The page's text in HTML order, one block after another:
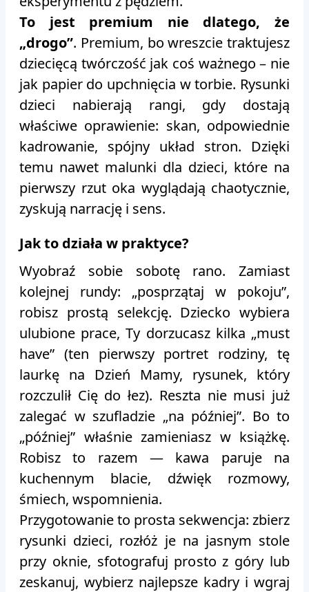
To jest premium nie dlatego, że
„drogo”. Premium, bo wreszcie traktujesz
dziecięcą twórczość jak coś ważnego – nie
jak papier do upchnięcia w torbie. Rysunki
dzieci nabierają rangi, gdy dostają
właściwe oprawienie: skan, odpowiednie
kadrowanie, spójny układ stron. Dzięki
temu nawet malunki dla dzieci, które na
pierwszy rzut oka wyglądają chaotycznie,
zyskują narrację i sens.
Jak to działa w praktyce?
Wyobraź sobie sobotę rano. Zamiast
kolejnej rundy: „posprzątaj w pokoju”,
robisz prostą selekcję. Dziecko wybiera
ulubione prace, Ty dorzucasz kilka „must
have” (ten pierwszy portret rodziny, tę
laurkę na Dzień Mamy, rysunek, który
rozczulił Cię do łez). Reszta nie musi już
zalegać w szufladzie „na później”. Bo to
„później” właśnie zamieniasz w książkę.
Robisz to razem — kawa paruje na
kuchennym blacie, dźwięk rozmowy,
śmiech, wspomnienia.
Przygotowanie to prosta sekwencja: zbierz
rysunki dzieci, rozłóż je na jasnym stole
przy oknie, sfotografuj prosto z góry lub
zeskanuj, wybierz najlepsze kadry i wgraj